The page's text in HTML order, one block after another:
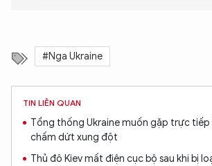
#Nga Ukraine
TIN LIÊN QUAN
Tổng thống Ukraine muốn gặp trực tiếp
chấm dứt xung đột
Thủ đô Kiev mất điện cục bộ sau khi bị